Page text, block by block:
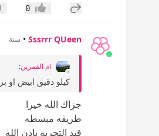
إضافة رد جديد
إعجاب0
Sssrrr QUeen
• سنة
ام القمرين:
كيلو دقيق ابيض او
جزاك الله خيرا
طريقه مبسطه
قيد التجربه بإذن الله